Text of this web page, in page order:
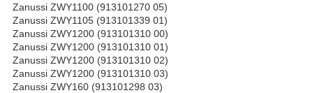
Zanussi ZWY1100 (913101270 05)
Zanussi ZWY1105 (913101339 01)
Zanussi ZWY1200 (913101310 00)
Zanussi ZWY1200 (913101310 01)
Zanussi ZWY1200 (913101310 02)
Zanussi ZWY1200 (913101310 03)
Zanussi ZWY160 (913101298 03)